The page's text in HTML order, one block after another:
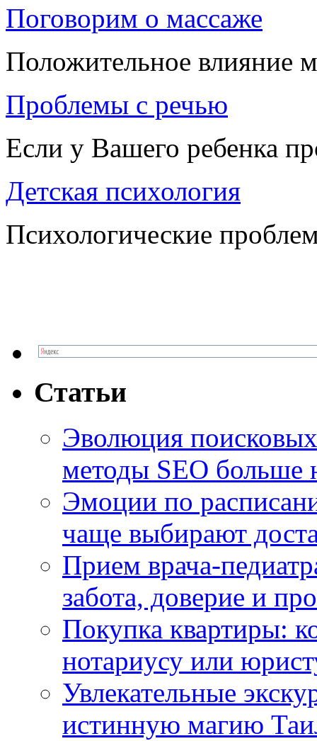
Поговорим о массаже
Положительное влияние
Проблемы с речью
Если у Вашего ребенка
Детская психология
Психологические
Статьи
Эволюция
методы SEO больше
Эмоции по
чаще выбирают
Прием врача-
забота, доверие и
Покупка квартиры:
нотариусу или
Увлекательные
истинную магию